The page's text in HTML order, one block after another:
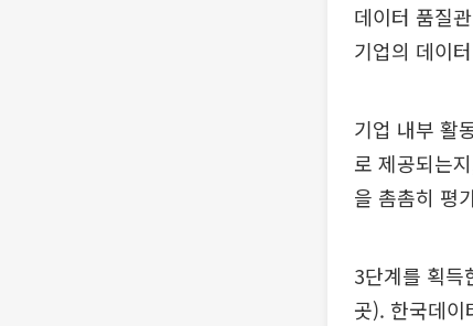
데이터 품질
기업의 데이
기업 내부 활
로 제공되는
을 촘촘히 평
3단계를 획득
곳). 한국데